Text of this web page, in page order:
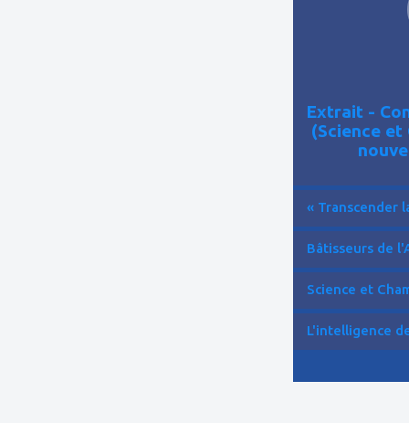
Extrait -
(Science et
« Transcender
Bâtisseurs de
Science et
L'intelligence